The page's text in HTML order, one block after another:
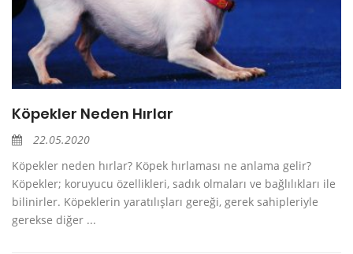
Köpekler Neden Hırlar
22.05.2020
Köpekler neden hırlar? Köpek hırlaması ne anlama gelir?
Köpekler; koruyucu özellikleri, sadık olmaları ve bağlılıkları ile
bilinirler. Köpeklerin yaratılışları gereği, gerek sahipleriyle
gerekse diğer ...